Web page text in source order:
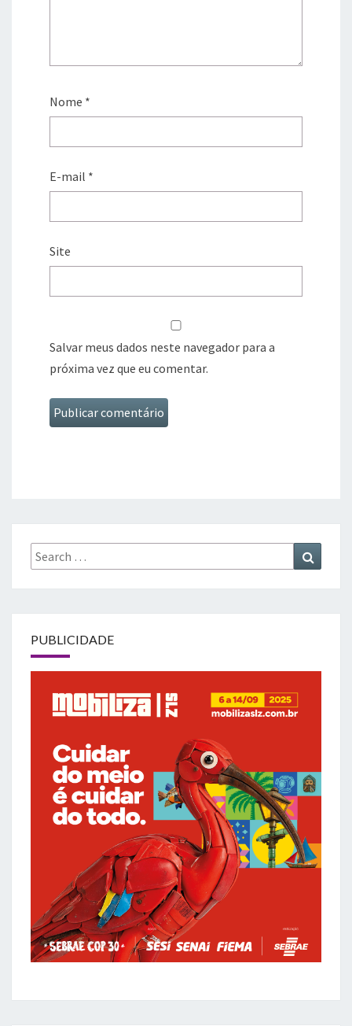
Nome *
E-mail *
Site
Salvar meus dados neste navegador para a
próxima vez que eu comentar.
Search
for:
PUBLICIDADE